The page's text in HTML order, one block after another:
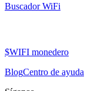
Buscador WiFi
$WIFI monedero
BlogCentro de ayuda